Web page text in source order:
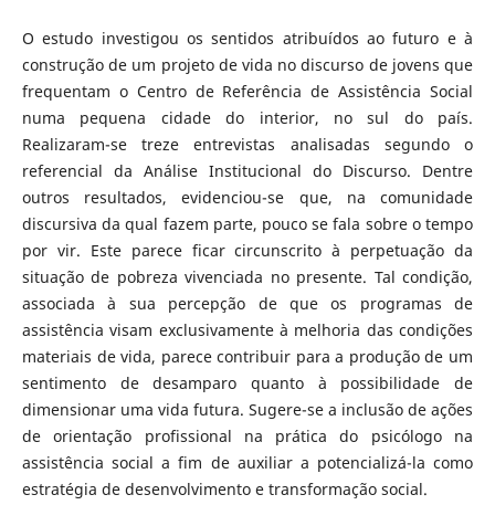
O estudo investigou os sentidos atribuídos ao futuro e à
construção de um projeto de vida no discurso de jovens que
frequentam o Centro de Referência de Assistência Social
numa pequena cidade do interior, no sul do país.
Realizaram-se treze entrevistas analisadas segundo o
referencial da Análise Institucional do Discurso. Dentre
outros resultados, evidenciou-se que, na comunidade
discursiva da qual fazem parte, pouco se fala sobre o tempo
por vir. Este parece ficar circunscrito à perpetuação da
situação de pobreza vivenciada no presente. Tal condição,
associada à sua percepção de que os programas de
assistência visam exclusivamente à melhoria das condições
materiais de vida, parece contribuir para a produção de um
sentimento de desamparo quanto à possibilidade de
dimensionar uma vida futura. Sugere-se a inclusão de ações
de orientação profissional na prática do psicólogo na
assistência social a fim de auxiliar a potencializá-la como
estratégia de desenvolvimento e transformação social.